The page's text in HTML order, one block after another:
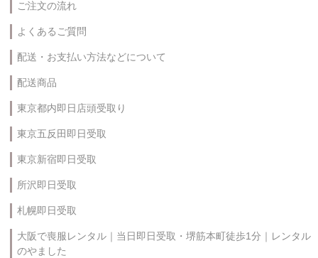
ご注文の流れ
よくあるご質問
配送・お支払い方法などについて
配送商品
東京都内即日店頭受取り
東京五反田即日受取
東京新宿即日受取
所沢即日受取
札幌即日受取
大阪で喪服レンタル｜当日即日受取・堺筋本町徒歩1分｜レンタル
のやました